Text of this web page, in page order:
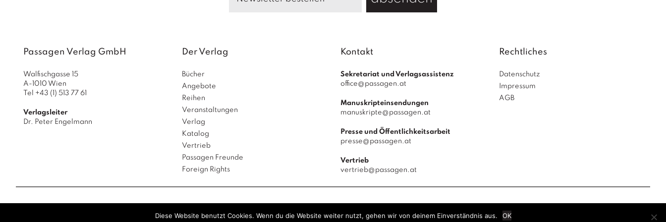
Passagen Verlag GmbH
Walfischgasse 15
A-1010 Wien
Tel +43 (1) 513 77 61
Verlagsleiter
Dr. Peter Engelmann
Der Verlag
Bücher
Angebote
Reihen
Veranstaltungen
Verlag
Katalog
Vertrieb
Passagen Freunde
Foreign Rights
Kontakt
Sekretariat und Verlagsassistenz
office@passagen.at
Manuskripteinsendungen
manuskripte@passagen.at
Presse und Öffentlichkeitsarbeit
presse@passagen.at
Vertrieb
vertrieb@passagen.at
Rechtliches
Datenschutz
Impressum
AGB
Diese Website benutzt Cookies. Wenn du die Website weiter nutzt, gehen wir von deinem Einverständnis aus. OK